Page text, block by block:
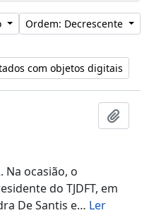
Ordem: Decrescente
com objetos digitais
Na ocasião, o
do TJDFT, em
De Santis e… Ler